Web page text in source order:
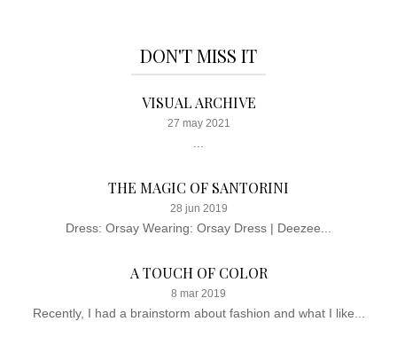
DON'T MISS IT
VISUAL ARCHIVE
27 may 2021
...
THE MAGIC OF SANTORINI
28 jun 2019
Dress: Orsay Wearing: Orsay Dress | Deezee...
A TOUCH OF COLOR
8 mar 2019
Recently, I had a brainstorm about fashion and what I like...